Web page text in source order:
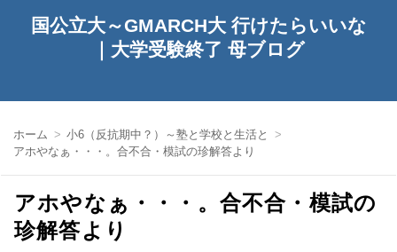
国公立大～GMARCH大 行けたらいいな
｜大学受験終了 母ブログ
ホーム
小6（反抗期中？）～塾と学校と生活と
アホやなぁ・・・。合不合・模試の珍解答より
アホやなぁ・・・。合不合・模試の
珍解答より